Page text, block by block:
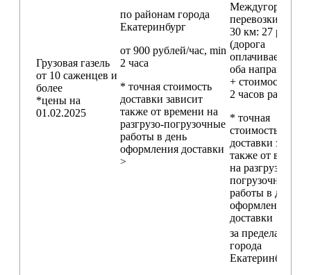
Грузовая газель
от 10 саженцев и
более
*цены на
01.02.2025
по районам города
Екатеринбург
от 900 рублей/час, min
2 часа
* точная стоимость
доставки зависит
также от времени на
разгрузо-погрузочные
работы в день
оформления доставки
>
Междугородние
перевозки
30 км: 27 руб./км
(дорога
оплачивается в
оба направления
+ стоимость min
2 часов работы)
* точная
стоимость
доставки
также от
на разгрузо-
погрузочные
работы в день
оформления
доставки
за пределами
города
Екатеринбург